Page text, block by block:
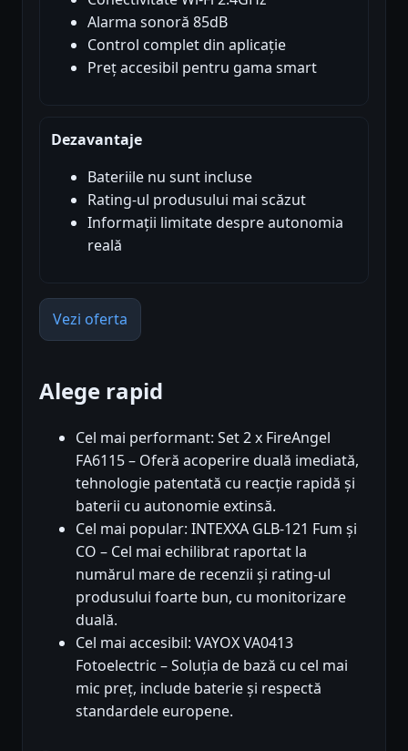
Alarma sonoră 85dB
Control complet din aplicație
Preț accesibil pentru gama smart
Dezavantaje
Bateriile nu sunt incluse
Rating-ul produsului mai scăzut
Informații limitate despre autonomia
reală
Vezi oferta
Alege rapid
Cel mai performant: Set 2 x FireAngel
FA6115 – Oferă acoperire duală imediată,
tehnologie patentată cu reacție rapidă și
baterii cu autonomie extinsă.
Cel mai popular: INTEXXA GLB-121 Fum și
CO – Cel mai echilibrat raportat la
numărul mare de recenzii și rating-ul
produsului foarte bun, cu monitorizare
duală.
Cel mai accesibil: VAYOX VA0413
Fotoelectric – Soluția de bază cu cel mai
mic preț, include baterie și respectă
standardele europene.